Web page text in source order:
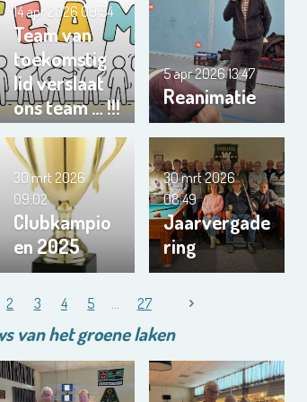
Team van
toekomstig
lid verslaat
ons team … !!!
14 apr 2026 09:54
Reanimatie
5 apr 202613:47
Clubkampio
en 2025
30 mrt 2026
09:02
Jaarvergade
ring
30 mrt 2026
08:49
2 3 4 5 27
van hetgroenelaken